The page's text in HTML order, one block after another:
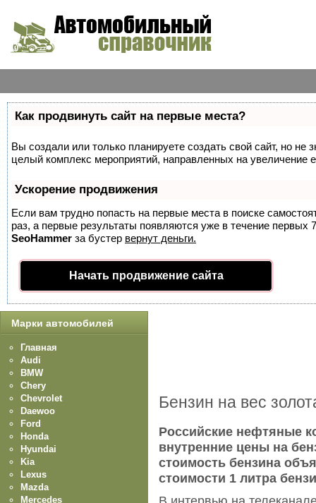
Как продвинуть сайт на первые места?
Вы создали или только планируете создать свой сайт, но не
целый комплекс мероприятий, направленных на увеличение
Ускорение продвижения
Если вам трудно попасть на первые места в поиске
раз, а первые результаты появляются уже в течение первых
SeoHammer за бустер вернут деньги.
Начать продвижение сайта
Бензин на вес
Российские нефтяные
внутренние цены на
стоимость бензина
стоимости 1 литра
Марки автомобилей
Главная
Audi
BMW
Chery
Chevrolet
Daewoo
Ford
Honda
Hyundai
Kia
Lexus
Mazda
Mercedes